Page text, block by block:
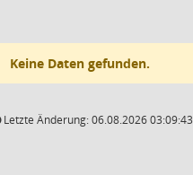
Keine Daten gefunden.
Letzte Änderung: 06.08.2026 03:09:43